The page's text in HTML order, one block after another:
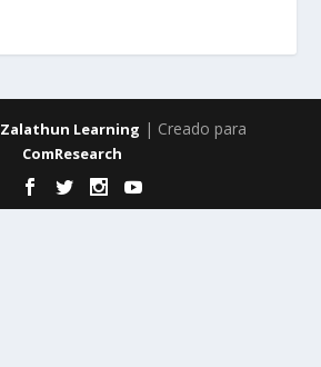
Zalathun Learning | Creado para
ComResearch